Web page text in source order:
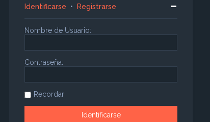
Identificarse • Registrarse
Nombre de Usuario:
Contraseña:
Recordar